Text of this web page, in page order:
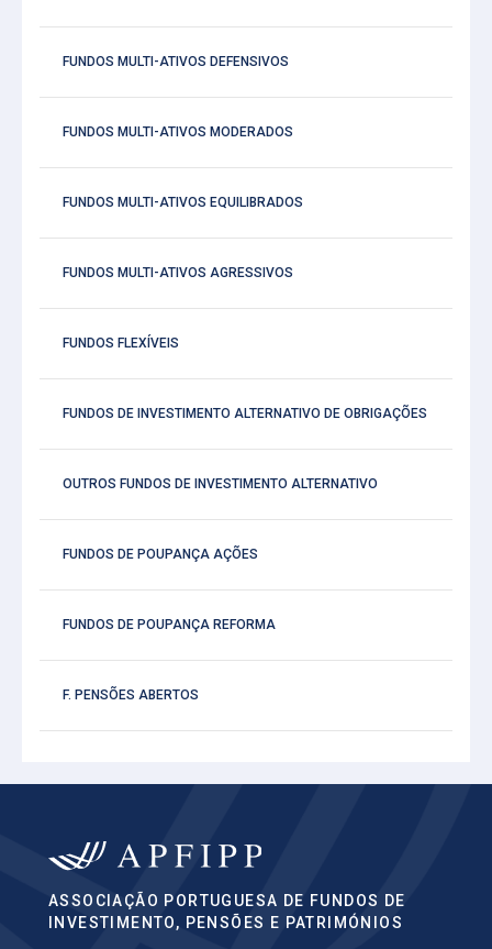
FUNDOS MULTI-ATIVOS DEFENSIVOS
FUNDOS MULTI-ATIVOS MODERADOS
FUNDOS MULTI-ATIVOS EQUILIBRADOS
FUNDOS MULTI-ATIVOS AGRESSIVOS
FUNDOS FLEXÍVEIS
FUNDOS DE INVESTIMENTO ALTERNATIVO DE OBRIGAÇÕES
OUTROS FUNDOS DE INVESTIMENTO ALTERNATIVO
FUNDOS DE POUPANÇA AÇÕES
FUNDOS DE POUPANÇA REFORMA
F. PENSÕES ABERTOS
ASSOCIAÇÃO PORTUGUESA DE FUNDOS DE
INVESTIMENTO, PENSÕES E PATRIMÓNIOS